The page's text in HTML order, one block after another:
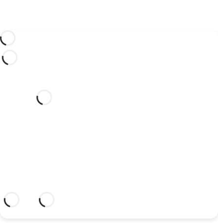
¿Te gustaría celebrar tu boda
en este hotel de ensueño?